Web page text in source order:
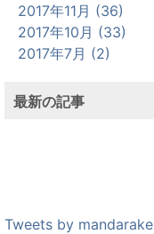
2017年11月 (36)
2017年10月 (33)
2017年7月 (2)
最新の記事
Tweets by mandarake